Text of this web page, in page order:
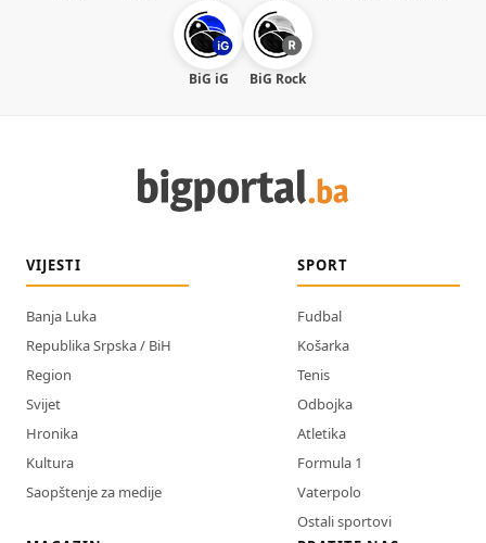
BiG iG BiG Rock
VIJESTI
Banja Luka
Republika Srpska / BiH
Region
Svijet
Hronika
Kultura
Saopštenje za medije
SPORT
Fudbal
Košarka
Tenis
Odbojka
Atletika
Formula 1
Vaterpolo
Ostali sportovi